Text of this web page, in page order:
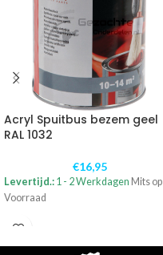
Acryl Spuitbus bezem geel
RAL 1032
€16,95
Levertijd.: 1 - 2 Werkdagen Mits op
Voorraad